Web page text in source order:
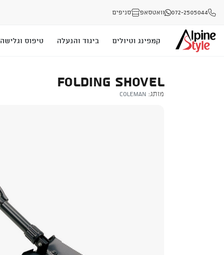
072-2505044 וואטסאפ סניפים
קמפינג וטיולים ביגוד והנעלה טיפוס וגלישה
FOLDING SHOVEL
מותג: Coleman